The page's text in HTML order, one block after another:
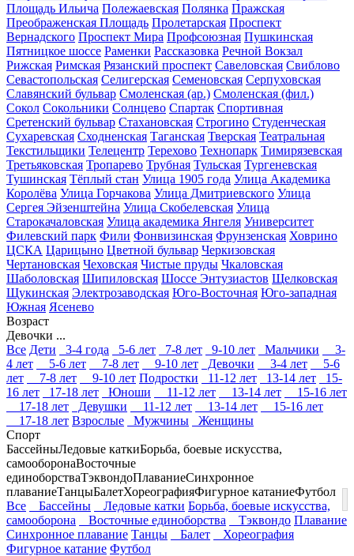
Площадь Ильича Полежаевская Полянка Пражская
Преображенская Площадь Пролетарская Проспект
Вернадского Проспект Мира Профсоюзная Пушкинская
Пятницкое шоссе Раменки Рассказовка Речной Вокзал
Рижская Римская Рязанский проспект Савеловская Свиблово
Севастопольская Селигерская Семеновская Серпуховская
Славянский бульвар Смоленская (ар.) Смоленская (фил.)
Сокол Сокольники Солнцево Спартак Спортивная
Сретенский бульвар Стахановская Строгино Студенческая
Сухаревская Сходненская Таганская Тверская Театральная
Текстильщики Телецентр Терехово Технопарк Тимирязевская
Третьяковская Тропарево Трубная Тульская Тургеневская
Тушинская Тёплый стан Улица 1905 года Улица Академика
Королёва Улица Горчакова Улица Дмитриевского Улица
Сергея Эйзенштейна Улица Скобелевская Улица
Старокачаловская Улица академика Янгеля Университет
Филевский парк Фили Фонвизинская Фрунзенская Ховрино
ЦСКА Царицыно Цветной бульвар Черкизовская
Чертановская Чеховская Чистые пруды Чкаловская
Шаболовская Шипиловская Шоссе Энтузиастов Щелковская
Щукинская Электрозаводская Юго-Восточная Юго-западная
Южная Ясенево
Возраст
Девочки ...
Все Дети 3-4 года 5-6 лет 7-8 лет 9-10 лет Мальчики
3-
4 лет
5-6 лет 7-8 лет 9-10 лет Девочки 3-4 лет
5-6
лет
7-8 лет 9-10 лет Подростки 11-12 лет 13-14 лет
15-
16 лет
17-18 лет Юноши 11-12 лет 13-14 лет
15-16 лет
17-18 лет
Девушки 11-12 лет 13-14 лет
15-16 лет
17-18 лет Взрослые Мужчины
Женщины
Спорт
БассейныЛедовые каткиБорьба, боевые искусства,
самооборонаВосточные
единоборстваТэквондоПлаваниеСинхронное
плаваниеТанцыБалетХореографияФигурное катаниеФутбол
Все
Бассейны Ледовые катки Борьба, боевые искусства,
самооборона
Восточные единоборства Тэквондо Плавание
Синхронное плавание Танцы Балет
Хореография
Фигурное катание Футбол